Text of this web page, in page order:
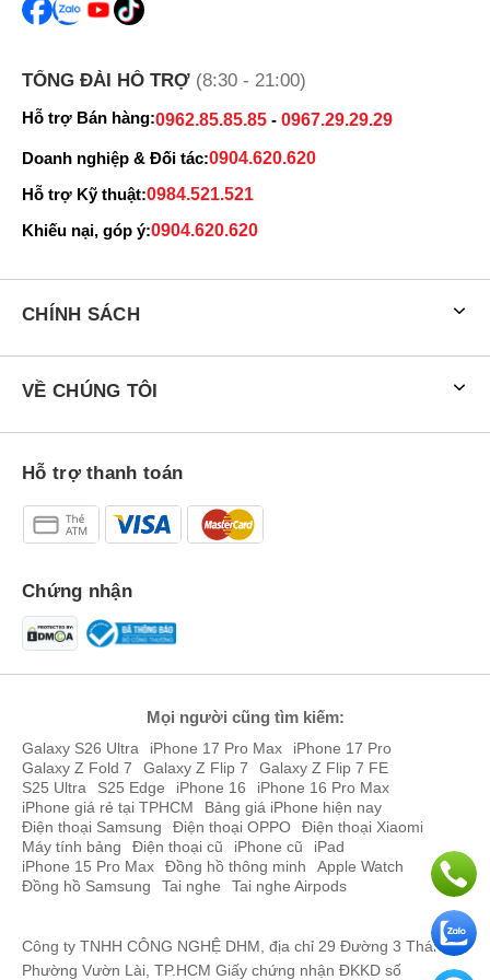
Con chip Apple A16 Bionic cho hiệu năng mạnh mẽ.
Sau một thời gian dài trải nghiệm iPhone 14 Pro Max 128GB Cũ,
dụng liên tục trong thời gian dài. Nhờ bộ tản nhiệt kích thước lớn ở
lượng sử dụng pin cũng tốt hơn dòng Pro.
Đối với những tựa game phổ thông như Liên Quân hay PUBG
hai tựa game này với mức đồ hoạ cao và fps luôn ổn định từ mức
54-60. Tuy nhiên, nếu bạn sử dụng iPhone 14 Pro Max 128GB Cũ
hiệu năng ổn định trong thời gian dài.
So sánh hiệu năng iPhone 14 Pro Max Cũ và iPhone 13 Pro
Apple A16 Bionic (4 nm)
Apple A15 Bionic (5 nm)
RAM
6GB
6GB
Bộ nhớ
128GB; 256GB; 512GB;
1TB
128GB; 256GB; 512GB;
1TB
CPU
Hexa-core
Hexa-core
GPU
Apple GPU (5 lõi)
Apple GPU (5 lõi)
Màn hình
TỔNG ĐÀI HỖ TRỢ (8:30 - 21:00)
Hỗ trợ Bán hàng:0962.85.85.85 - 0967.29.29.29
Doanh nghiệp & Đối tác:0904.620.620
Hỗ trợ Kỹ thuật:0984.521.521
Khiếu nại, góp ý:0904.620.620
CHÍNH SÁCH
VỀ CHÚNG TÔI
Hỗ trợ thanh toán
Chứng nhận
Mọi người cũng tìm kiếm:
Galaxy S26 Ultra iPhone 17 Pro Max
iPhone 17 Pro
Galaxy Z Fold 7
Galaxy Z Flip 7
Galaxy Z Flip 7 FE
S25 Ultra
S25 Edge iPhone 16
iPhone 16 Pro Max
iPhone giá rẻ tại TPHCM
Bảng giá iPhone hiện nay
Điện thoại Samsung
Điện thoại OPPO
Điện thoại Xiaomi
Máy tính bảng
Điện thoại cũ iPhone cũ
iPad
iPhone 15 Pro Max
Đồng hồ thông minh
Apple Watch
Đồng hồ Samsung
Tai nghe Tai nghe Airpods
Công ty TNHH CÔNG NGHỆ DHM, địa chỉ 29 Đường 3 Tháng 2,
Phường Vườn Lài, TP.HCM Giấy chứng nhận ĐKKD số